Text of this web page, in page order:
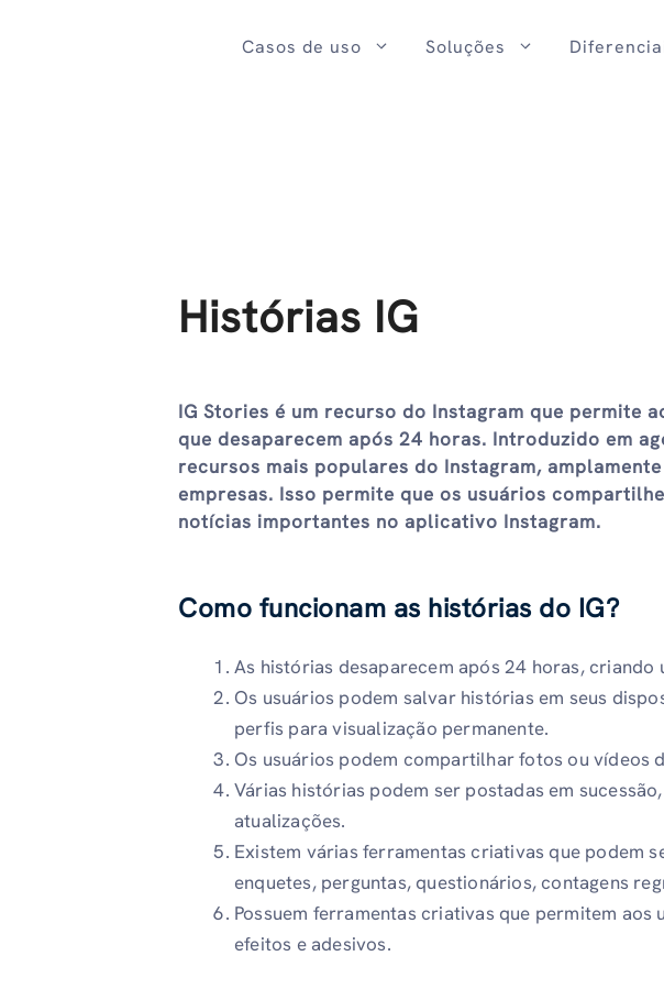
Casos de uso Soluções
Histórias IG
IG Stories é um recurso do Instagram que permite
que desaparecem após 24 horas. Introduzido em
recursos mais populares do Instagram,
empresas. Isso permite que os usuários
notícias importantes no aplicativo Instagram.
Como funcionam as histórias do IG?
As histórias desaparecem após 24 horas, criando
Os usuários podem salvar histórias em seus
perfis para visualização permanente.
Os usuários podem compartilhar fotos ou vídeos
Várias histórias podem ser postadas em
atualizações.
Existem várias ferramentas criativas que podem
enquetes, perguntas, questionários, contagens
Possuem ferramentas criativas que permitem
efeitos e adesivos.